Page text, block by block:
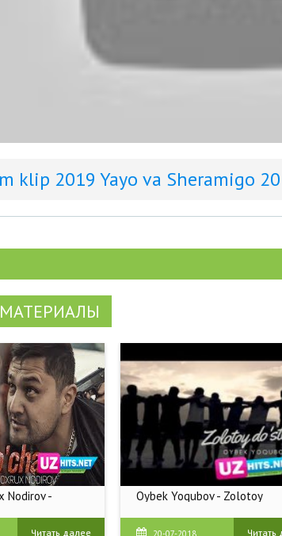
klip 2019 Yayo va Sheramigo
Nodirov -
Читать далее
Oybek Yoqubov - Zolotoy
20-07-2018 Читать